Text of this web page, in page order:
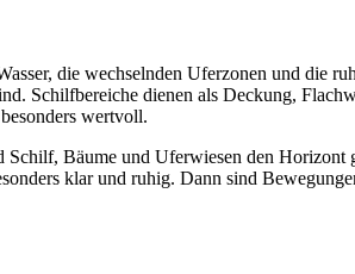
die wechselnden Uferzonen und die
Schilfbereiche dienen als Deckung,
wertvoll.
Bäume und Uferwiesen den Horizont
klar und ruhig. Dann sind